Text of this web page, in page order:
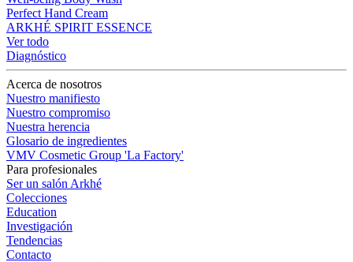
Perfect Hand Cream
ARKHÉ SPIRIT ESSENCE
Ver todo
Diagnóstico
Acerca de nosotros
Nuestro manifiesto
Nuestro compromiso
Nuestra herencia
Glosario de ingredientes
VMV Cosmetic Group 'La Factory'
Para profesionales
Ser un salón Arkhé
Colecciones
Education
Investigación
Tendencias
Contacto